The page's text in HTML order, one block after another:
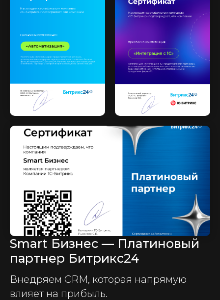
Smart Бизнес — Платиновый
партнер Битрикс24
Внедряем CRM, которая напрямую
влияет на прибыль.